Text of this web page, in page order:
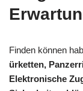
Finden können
ürketten,
Elektronische